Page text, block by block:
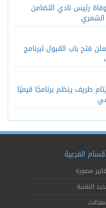
رئيس نادي التضامن
فتح باب القبول لبرنامج
طريف ينظم برنامجًا قيميًا
الفرعية
مصورة
التقنية